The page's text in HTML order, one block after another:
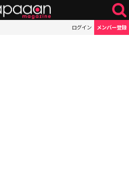
ログイン メンバー登録